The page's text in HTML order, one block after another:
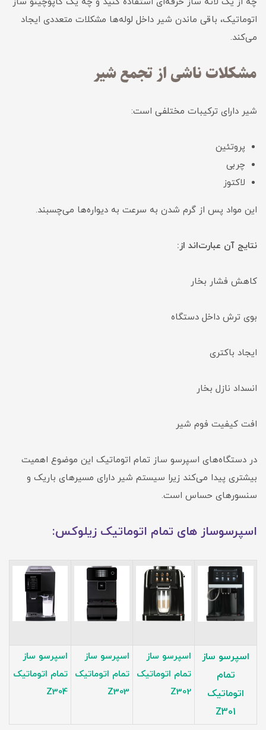
اتوماتیک، باقی ماندن شیر داخل لوله‌ها مشکلات متعددی ایجاد
می‌کند.
مشکلات ناشی از تجمع شیر
شیر دارای ترکیبات مختلفی است:
پروتئین
چربی
لاکتوز
این مواد پس از گرم شدن به سرعت به دیواره‌ها می‌چسبند.
نتایج آن عبارت‌اند از:
کاهش فشار بخار
بوی ترش داخل دستگاه
ایجاد باکتری
انسداد نازل بخار
افت کیفیت فوم شیر
در دستگاه‌های اسپرسو ساز تمام اتوماتیک این موضوع اهمیت
بیشتری پیدا می‌کند زیرا سیستم شیر دارای مسیرهای باریک و
سنسورهای حساس است.
اسپرسوساز های تمام اتوماتیک زیلوکس:
اسپرسو ساز
تمام
اتوماتیک
Z301
اسپرسو ساز
تمام اتوماتیک
Z302
اسپرسو ساز
تمام اتوماتیک
Z303
اسپرسو ساز
تمام اتوماتیک
Z304